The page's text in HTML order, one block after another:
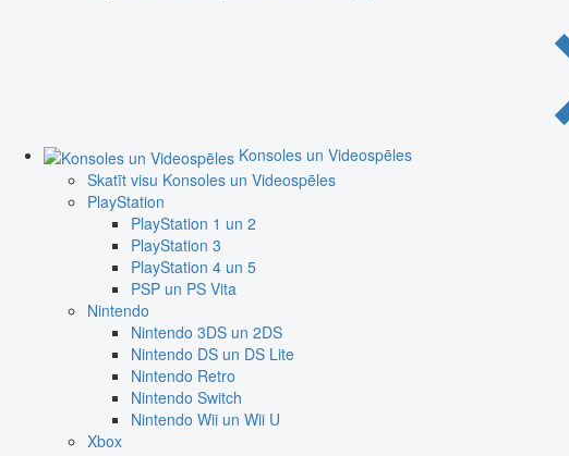
Konsoles un Videospēles
Skatīt visu Konsoles un Videospēles
PlayStation
PlayStation 1 un 2
PlayStation 3
PlayStation 4 un 5
PSP un PS Vita
Nintendo
Nintendo 3DS un 2DS
Nintendo DS un DS Lite
Nintendo Retro
Nintendo Switch
Nintendo Wii un Wii U
Xbox